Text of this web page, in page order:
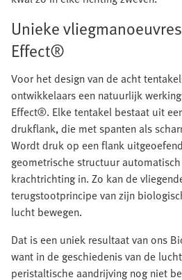
Unieke
Effect®
Voor het design van de acht
ontwikkelaars een natuurlijk
Effect®. Elke tentakel bestaat uit
drukflank, die met spanten als
Wordt druk op een flank
geometrische structuur
krachtrichting in. Zo kan de
terugstootprincipe van zijn
lucht bewegen.
Dat is een uniek resultaat van ons
want in de geschiedenis van de
peristaltische aandrijving nog niet